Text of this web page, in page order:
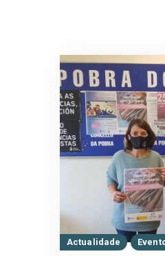
Actualidade